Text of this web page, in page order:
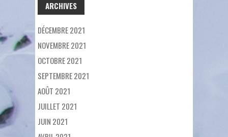
ARCHIVES
DÉCEMBRE 2021
NOVEMBRE 2021
OCTOBRE 2021
SEPTEMBRE 2021
AOÛT 2021
JUILLET 2021
JUIN 2021